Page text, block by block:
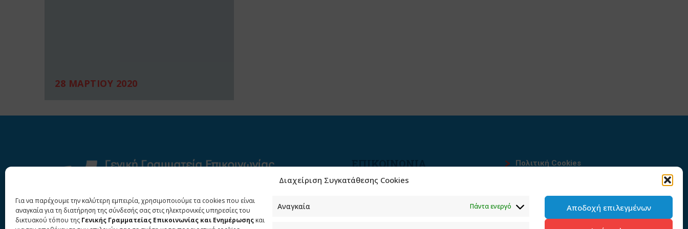
Διαχείριση Συγκατάθεσης Cookies
Για να παρέχουμε την καλύτερη εμπειρία, χρησιμοποιούμε τα cookies που είναι
αναγκαία για τη διατήρηση της σύνδεσής σας στις ηλεκτρονικές υπηρεσίες του
δικτυακού τόπου της Γενικής Γραμματείας Επικοινωνίας και Ενημέρωσης και
Αναγκαία Πάντα ενεργό Αποδοχή επιλεγμένων
28 ΜΑΡΤΙΟΥ 2020
ΕΠΙΚΟΙΝΩΝΙΑ
Φραγκούδη 11 & Αλεξάνδρου
Πολιτική Cookies
Πολιτική προστασίας
προσωπικών δεδομένων του
παρόντος ιστότοπου